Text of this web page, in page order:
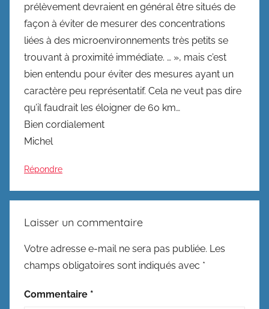
prélèvement devraient en général être situés de
façon à éviter de mesurer des concentrations
liées à des microenvironnements très petits se
trouvant à proximité immédiate. … », mais c’est
bien entendu pour éviter des mesures ayant un
caractère peu représentatif. Cela ne veut pas dire
qu’il faudrait les éloigner de 60 km…
Bien cordialement
Michel
Répondre
Laisser un commentaire
Votre adresse e-mail ne sera pas publiée. Les
champs obligatoires sont indiqués avec *
Commentaire *